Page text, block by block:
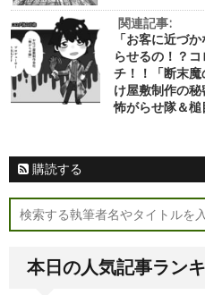
関連記事:
「お客に近づ
らせるの！？
チ！！「断末
け屋敷制作の
怖がらせ隊＆槌
購読する
本日の人気記事ラン